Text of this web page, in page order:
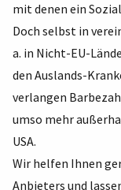
mit denen ein
Doch selbst in
a. in Nicht-EU-
den Auslands-
verlangen
umso mehr
USA.
Wir helfen Ihnen
Anbieters und